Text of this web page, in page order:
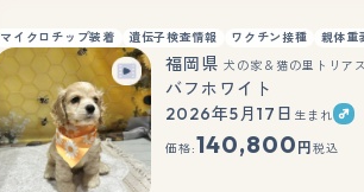
マイクロチップ装着 遺伝子検査情報 ワクチン接種 親体重
福岡県 犬の家＆猫の里トリア
バフホワイト
2026年5月17日 生まれ
価格:140,800 円 税込